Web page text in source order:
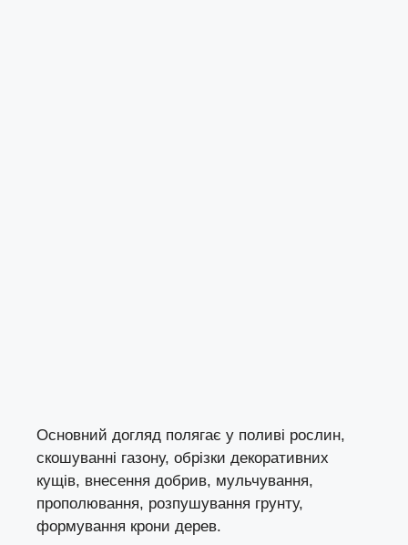
Основний догляд полягає у поливі рослин,
скошуванні газону, обрізки декоративних
кущів, внесення добрив, мульчування,
прополювання, розпушування грунту,
формування крони дерев.